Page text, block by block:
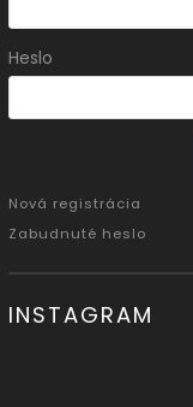
Heslo
Nová registrácia
Zabudnuté heslo
INSTAGRAM